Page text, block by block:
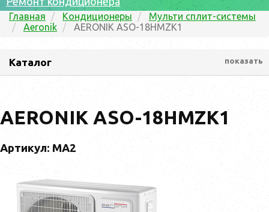
Главная Кондиционеры
Мульти сплит-системы
Aeronik
AERONIK ASO-18HMZK1
Каталог показать
AERONIK ASO-18HMZK1
Артикул: MA2